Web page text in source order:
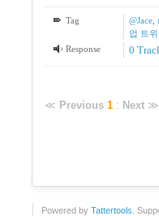
Tag @Jace,
업 트
Response
0
≪ Previous 1 : Next ≫
Powered by Tattertools .